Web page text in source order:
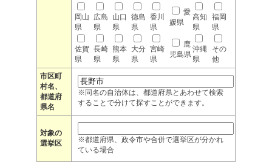
岡山
県
広島
県
山口
県
徳島
県
香川
県
愛
媛県
高知
県
福岡
県
佐賀
県
長崎
県
熊本
県
大分
県
宮崎
県
鹿
児島県
沖縄
県
その
他
市区町
村名、
都道府
県名
※同名の自治体は、都道府県とあわせて検索
することで分けて探すことができます。
対象の
選挙区
※都道府県、政令市や合併で選挙区が分かれ
ている場合